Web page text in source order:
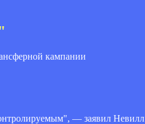
кампании
— заявил Невилл